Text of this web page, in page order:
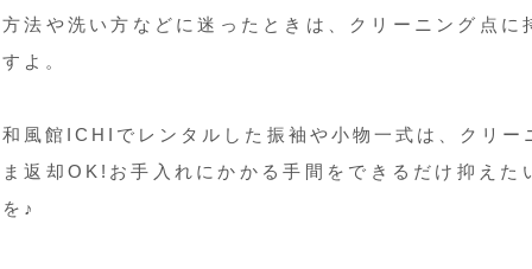
方法や洗い方などに迷ったときは、クリーニング点に
すよ。
和風館ICHIでレンタルした振袖や小物一式は、クリー
ま返却OK!お手入れにかかる手間をできるだけ抑えた
を♪